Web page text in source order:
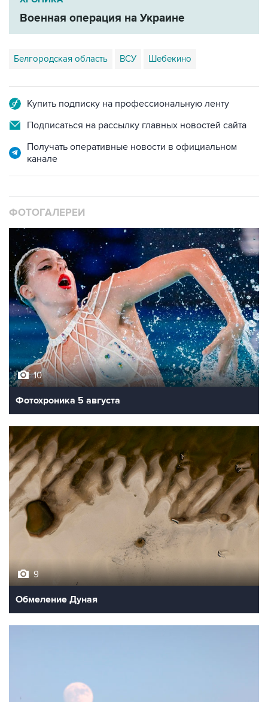
Белгородская область ВСУ Шебекино
Подписаться на рассылку главных новостей сайта
Получать оперативные новости в официальном
канале
10
Фотохроника 5 августа
Обмеление Дуная